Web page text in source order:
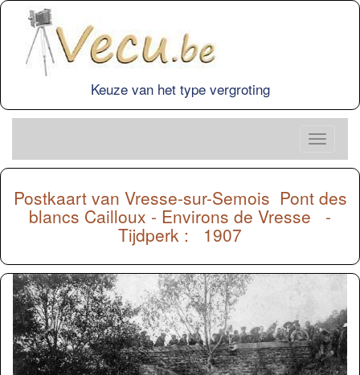
Keuze van het type vergroting
Postkaart van Vresse-sur-Semois Pont des
blancs Cailloux - Environs de Vresse -
Tijdperk : 1907